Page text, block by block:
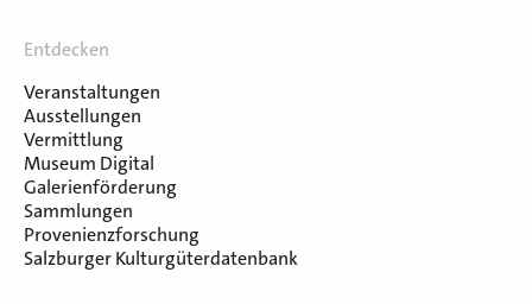
Entdecken
Veranstaltungen
Ausstellungen
Vermittlung
Museum Digital
Galerienförderung
Sammlungen
Provenienzforschung
Salzburger Kulturgüterdatenbank